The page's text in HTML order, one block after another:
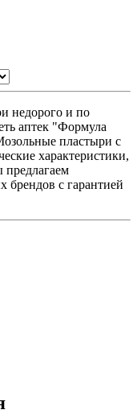
недорого и по
аптек "Формула
пластыри с
характеристики,
с гарантией